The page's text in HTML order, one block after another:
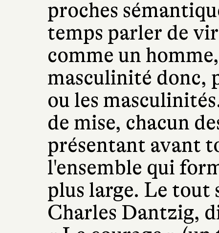
proches
temps parler de
comme un
masculinité donc,
ou les
de mise, chacun
présentant avant
l'ensemble qui
plus large. Le tout
Charles Dantzig,